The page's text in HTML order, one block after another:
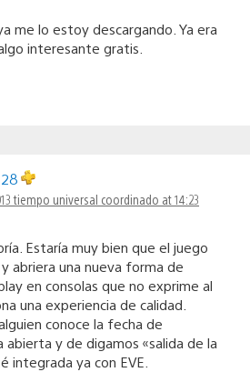
me lo estoy descargando. Ya era
interesante gratis.
tiempo universal coordinado at 14:23
Estaría muy bien que el juego
abriera una nueva forma de
en consolas que no exprime al
una experiencia de calidad.
conoce la fecha de
abierta y de digamos «salida de la
integrada ya con EVE.